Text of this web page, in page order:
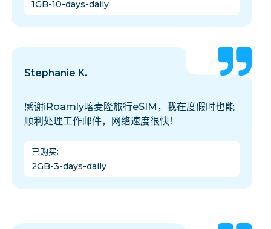
1GB-10-days-daily
Stephanie K.
感谢iRoamly喀麦隆旅行eSIM，我在度假时也能
顺利处理工作邮件，网络速度很快！
已购买:
2GB-3-days-daily